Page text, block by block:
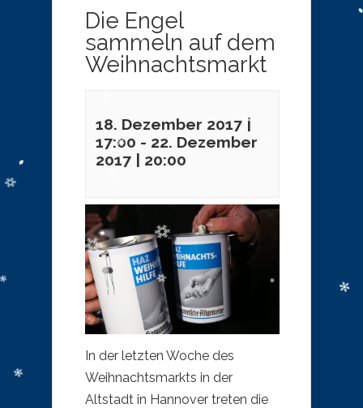
Die Engel
sammeln auf dem
Weihnachtsmarkt
18. Dezember 2017 |
17:00 - 22. Dezember
2017 | 20:00
In der letzten Woche des
Weihnachtsmarkts in der
Altstadt in Hannover treten die